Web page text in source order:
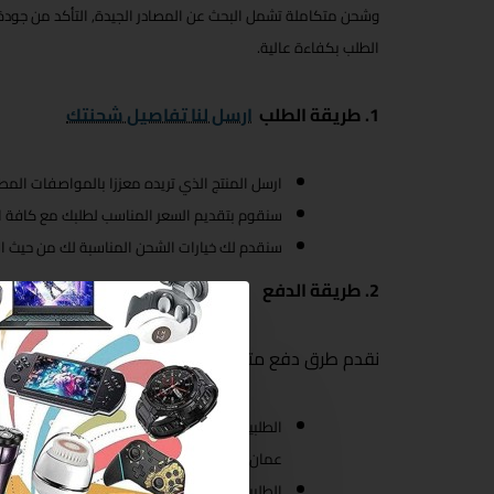
وشحن متكاملة تشمل البحث عن المصادر الجيدة, التأكد من جودة
الطلب بكفاءة عالية.
1. طريقة الطلب ارسل لنا تفاصيل شحنتك
ارسل المنتج الذي تريده معززا بالمواصفات
سنقوم بتقديم السعر المناسب لطلبك مع كافة
سنقدم لك خيارات الشحن المناسبة لك من حيث
2. طريقة الدفع
نقدم طرق دفع متاحة ومرنة ومناسبة لكافة أحجام
الطلبيات الصغيرة
عمان وتكون الأسعار شاملة الشحن والتخليص